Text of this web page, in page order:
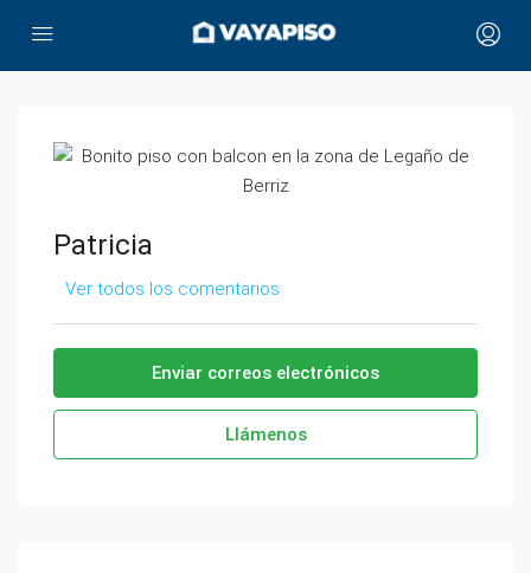
Patricia
Ver todos los comentarios
Enviar correos electrónicos
Llámenos